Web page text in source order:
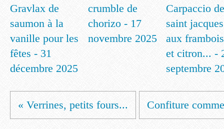
Gravlax de
saumon à la
vanille pour les
fêtes - 31
décembre 2025
crumble de
chorizo - 17
novembre 2025
Carpaccio de
saint jacques
aux
et citron... -
septembre
« Verrines, petits fours... Confiture